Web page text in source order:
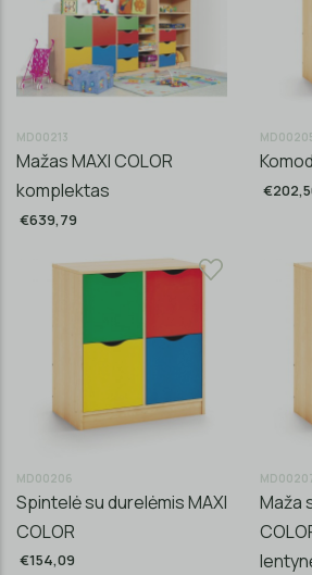
MD00213
Mažas MAXI COLOR
komplektas
€639,79
MD00206
Spintelė su durelėmis MAXI
COLOR
€154,09
Maža